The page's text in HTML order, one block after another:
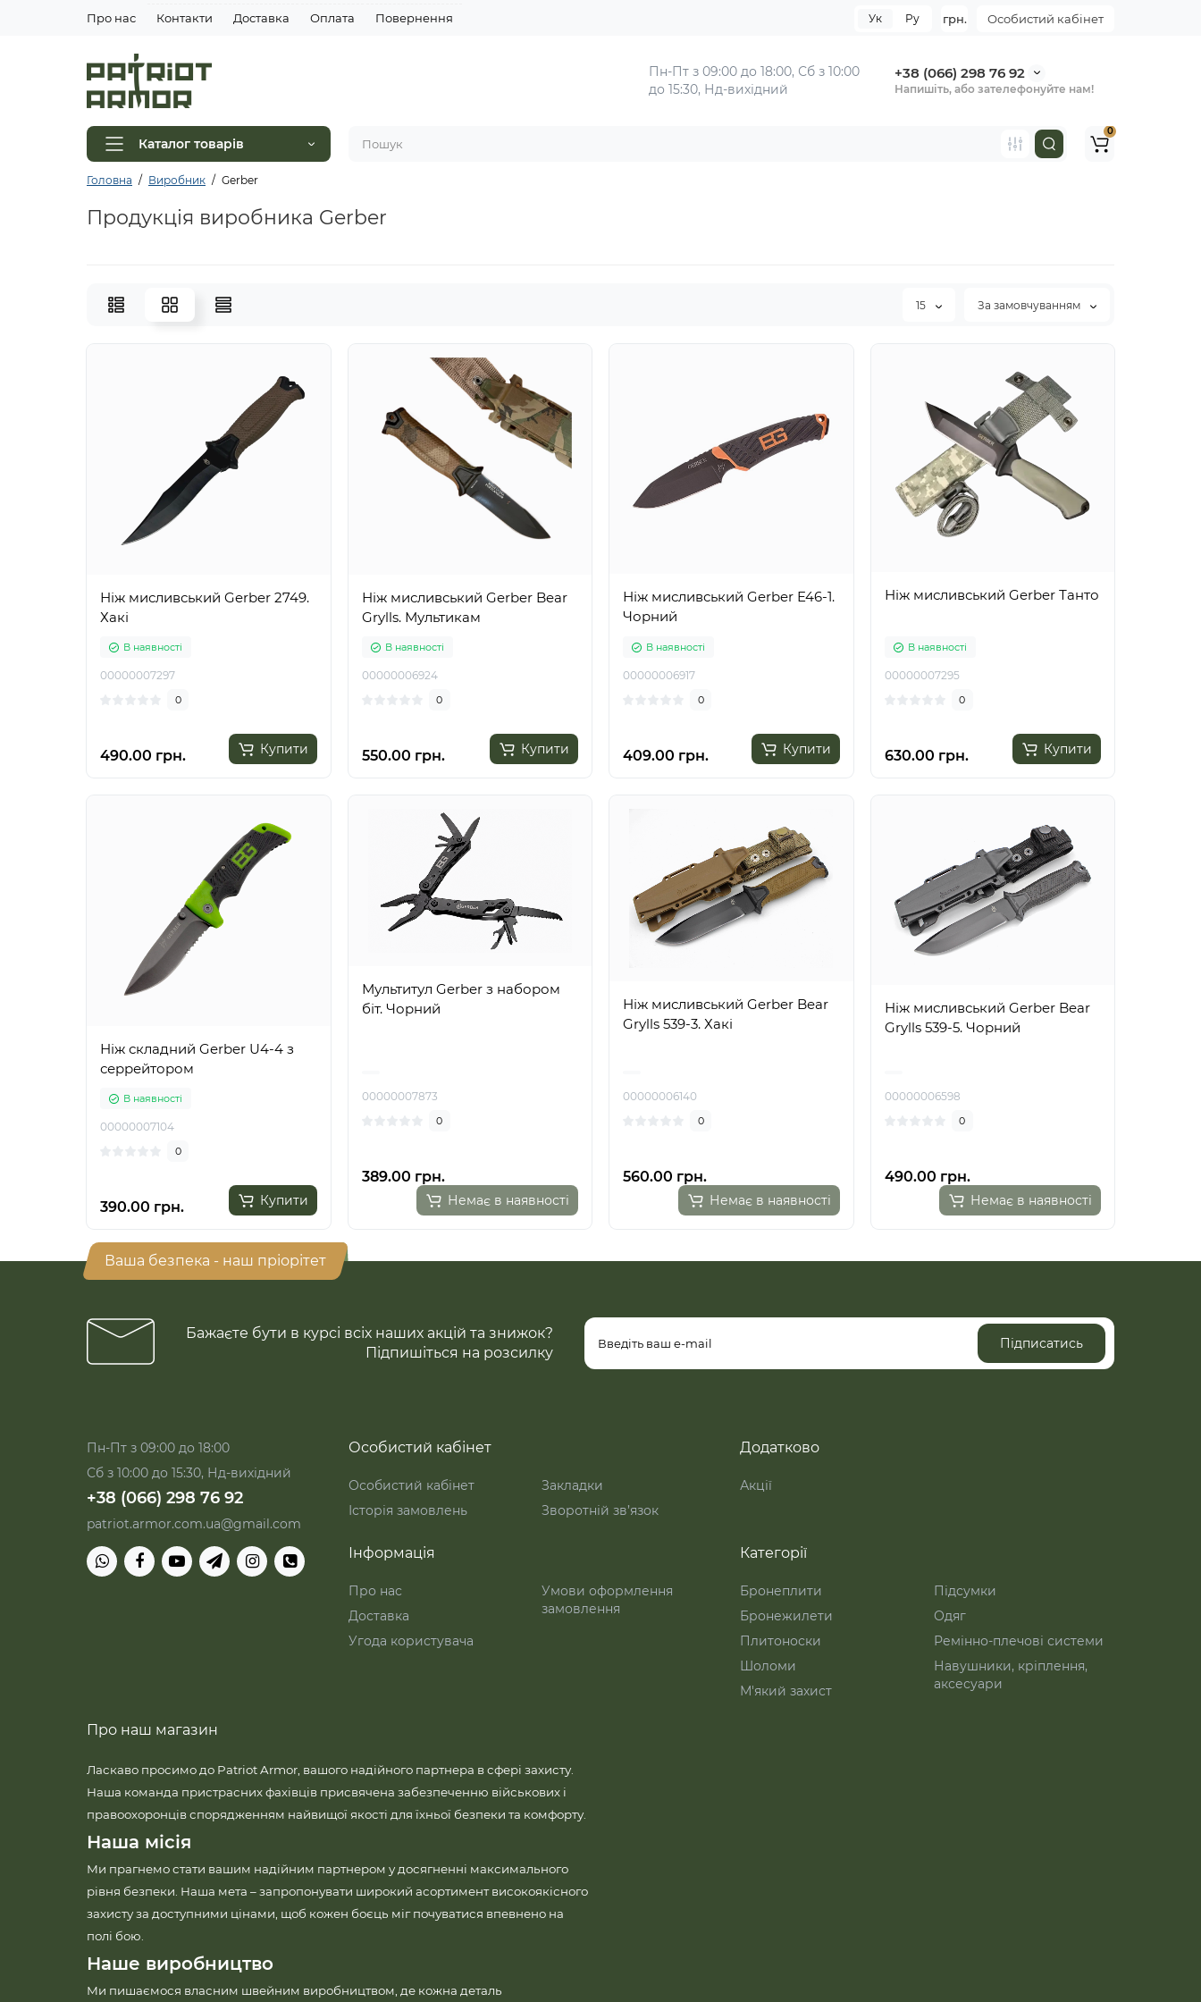
Про нас Контакти Доставка Оплата Повернення Особистий кабінет
грн.
Ук Ру
Пн-Пт з 09:00 до 18:00, Сб з 10:00
до 15:30, Нд-вихідний
+38 (066) 298 76 92
Напишіть, або зателефонуйте нам!
Каталог товарів
0
Головна Виробник Gerber
Продукція виробника Gerber
15 За замовчуванням
Ніж мисливський Gerber 2749.
Хакі
В наявності
00000007297
0
490.00 грн. Купити
Ніж мисливський Gerber Bear
Grylls. Мультикам
В наявності
00000006924
0
550.00 грн. Купити
Ніж мисливський Gerber E46-1.
Чорний
В наявності
00000006917
0
409.00 грн. Купити
Ніж мисливський Gerber Танто
В наявності
00000007295
0
630.00 грн. Купити
Ніж складний Gerber U4-4 з
серрейтором
В наявності
00000007104
0
390.00 грн. Купити
Мультитул Gerber з набором
біт. Чорний
00000007873
0
389.00 грн.
Немає в наявності
Ніж мисливський Gerber Bear
Grylls 539-3. Хакі
00000006140
0
560.00 грн.
Немає в наявності
Ніж мисливський Gerber Bear
Grylls 539-5. Чорний
00000006598
0
490.00 грн.
Немає в наявності
Ваша безпека - наш пріорітет
Бажаєте бути в курсі всіх наших акцій та знижок?
Підпишіться на розсилку
Підписатись
Пн-Пт з 09:00 до 18:00
Сб з 10:00 до 15:30, Нд-вихідний
+38 (066) 298 76 92
patriot.armor.com.ua@gmail.com
Особистий кабінет
Особистий кабінет
Історія замовлень
Закладки
Зворотній зв’язок
Додатково
Акції
Інформація
Про нас
Доставка
Угода користувача
Умови оформлення
замовлення
Категорії
Бронеплити
Бронежилети
Плитоноски
Шоломи
М'який захист
Підсумки
Одяг
Ремінно-плечові системи
Навушники, кріплення,
аксесуари
Про наш магазин
Ласкаво просимо до Patriot Armor, вашого надійного партнера в сфері захисту.
Наша команда пристрасних фахівців присвячена забезпеченню військових і
правоохоронців спорядженням найвищої якості для їхньої безпеки та комфорту.
Наша місія
Ми прагнемо стати вашим надійним партнером у досягненні максимального
рівня безпеки. Наша мета – запропонувати широкий асортимент високоякісного
захисту за доступними цінами, щоб кожен боєць міг почуватися впевнено на
полі бою.
Наше виробництво
Ми пишаємося власним швейним виробництвом, де кожна деталь